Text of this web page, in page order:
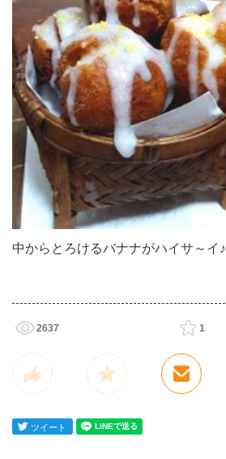
中からとろけるバナナがハイサ～イ♪
2637 1